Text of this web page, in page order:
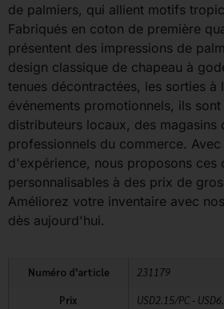
de palmiers, qui allient motifs
Fabriqués en coton de première
présentent des impressions de
design classique de chapeau à
tenues décontractées, les sorties à
événements promotionnels, ils
distributeurs locaux, des magasins
professionnels du commerce.
d'expérience, nous proposons ces
personnalisables à des prix de
Améliorez votre inventaire avec
dès aujourd'hui.
Numéro d'article 231179
Prix USD2.15/PC -